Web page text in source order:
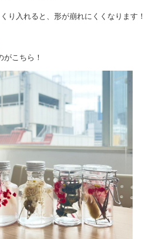
り入れると、形が崩れにくくなります！
がこちら！